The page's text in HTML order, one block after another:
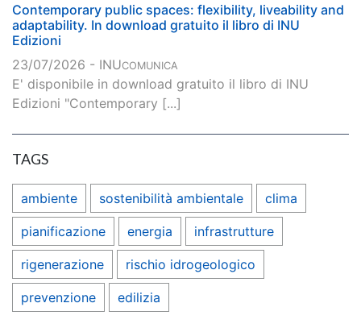
Contemporary public spaces: flexibility, liveability and
adaptability. In download gratuito il libro di INU
Edizioni
23/07/2026 - INUCOMUNICA
E' disponibile in download gratuito il libro di INU
Edizioni "Contemporary [...]
TAGS
ambiente sostenibilità ambientale clima
pianificazione energia infrastrutture
rigenerazione rischio idrogeologico
prevenzione edilizia